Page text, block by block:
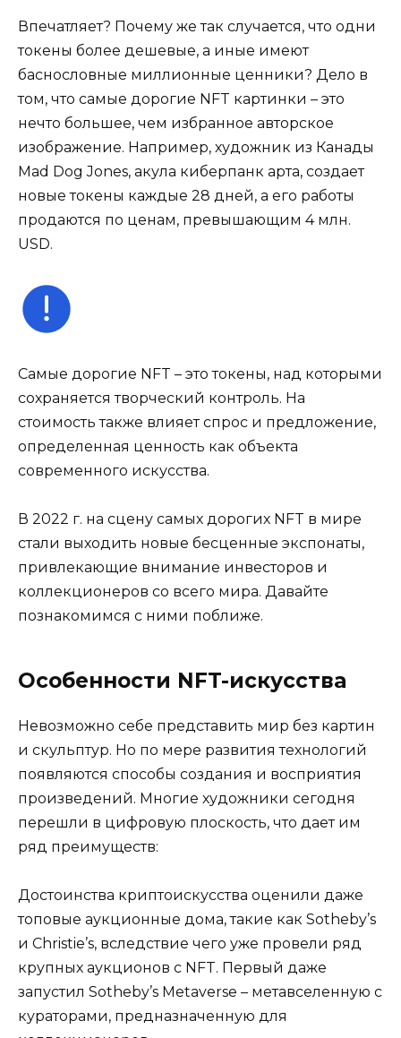
Впечатляет? Почему же так случается, что одни
токены более дешевые, а иные имеют
баснословные миллионные ценники? Дело в
том, что самые дорогие NFT картинки – это
нечто большее, чем избранное авторское
изображение. Например, художник из Канады
Mad Dog Jones, акула киберпанк арта, создает
новые токены каждые 28 дней, а его работы
продаются по ценам, превышающим 4 млн.
USD.
Самые дорогие NFT – это токены, над которыми
сохраняется творческий контроль. На
стоимость также влияет спрос и предложение,
определенная ценность как объекта
современного искусства.
В 2022 г. на сцену самых дорогих NFT в мире
стали выходить новые бесценные экспонаты,
привлекающие внимание инвесторов и
коллекционеров со всего мира. Давайте
познакомимся с ними поближе.
Особенности NFT-искусства
Невозможно себе представить мир без картин
и скульптур. Но по мере развития технологий
появляются способы создания и восприятия
произведений. Многие художники сегодня
перешли в цифровую плоскость, что дает им
ряд преимуществ:
Достоинства криптоискусства оценили даже
топовые аукционные дома, такие как Sotheby’s
и Christie’s, вследствие чего уже провели ряд
крупных аукционов с NFT. Первый даже
запустил Sotheby’s Metaverse – метавселенную с
кураторами, предназначенную для